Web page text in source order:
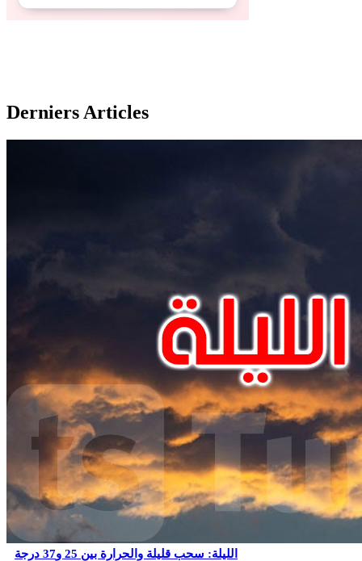
Derniers Articles
الليلة: سحب قليلة والحرارة بين 25 و37 درجة